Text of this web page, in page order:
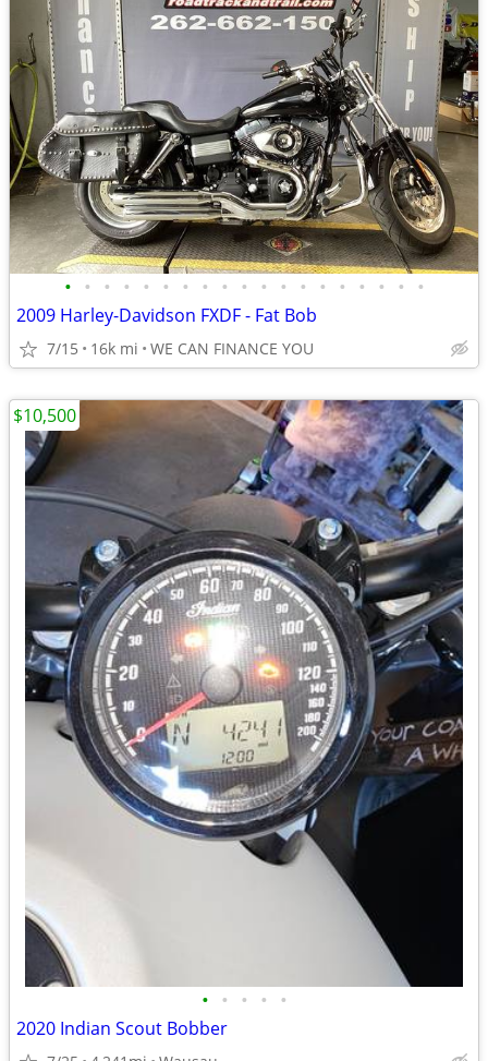
• • • • • • • • • • • • • • • • • • •
2009 Harley-Davidson FXDF - Fat Bob
7/15 16k mi WE CAN FINANCE YOU
• • • • •
2020 Indian Scout Bobber
$10,500